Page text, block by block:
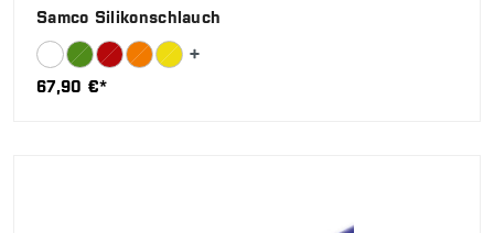
Samco Silikonschlauch
67,90 €*